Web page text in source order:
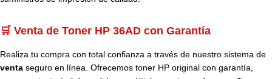
🛒 Venta de Toner HP 36AD con Garantía
Realiza tu compra con total confianza a través de nuestro sistema de
venta seguro en línea. Ofrecemos toner HP original con garantía,